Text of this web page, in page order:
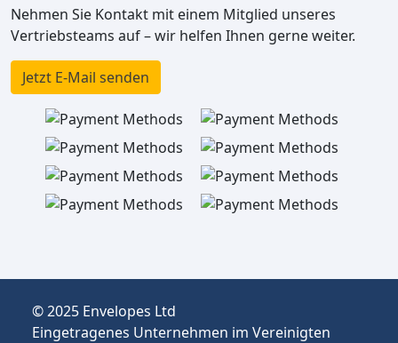
Nehmen Sie Kontakt mit einem Mitglied unseres
Vertriebsteams auf – wir helfen Ihnen gerne weiter.
Jetzt E-Mail senden
© 2025 Envelopes Ltd
Eingetragenes Unternehmen im Vereinigten